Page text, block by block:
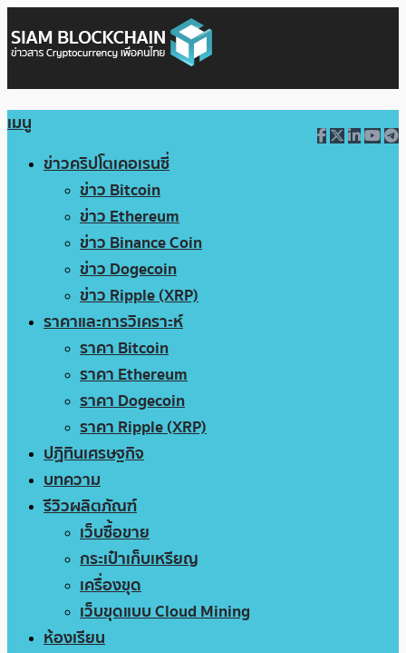
เมนู
ข่าวคริปโตเคอเรนซี่
ข่าว Bitcoin
ข่าว Ethereum
ข่าว Binance Coin
ข่าว Dogecoin
ข่าว Ripple (XRP)
ราคาและการวิเคราะห์
ราคา Bitcoin
ราคา Ethereum
ราคา Dogecoin
ราคา Ripple (XRP)
ปฏิทินเศรษฐกิจ
บทความ
รีวิวผลิตภัณฑ์
เว็บซื้อขาย
กระเป๋าเก็บเหรียญ
เครื่องขุด
เว็บขุดแบบ Cloud Mining
ห้องเรียน